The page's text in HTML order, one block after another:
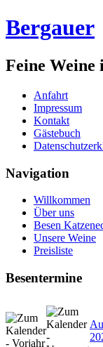
Bergauer
Feine
Anfahrt
Impressum
Kontakt
Gästebuch
Navigation
Willkommen
Über uns
Besen
Unsere Weine
Preisliste
Besentermine